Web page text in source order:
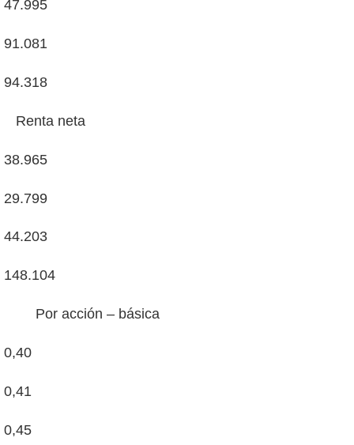
47.995
91.081
94.318
Renta neta
38.965
29.799
44.203
148.104
Por acción – básica
0,40
0,41
0,45